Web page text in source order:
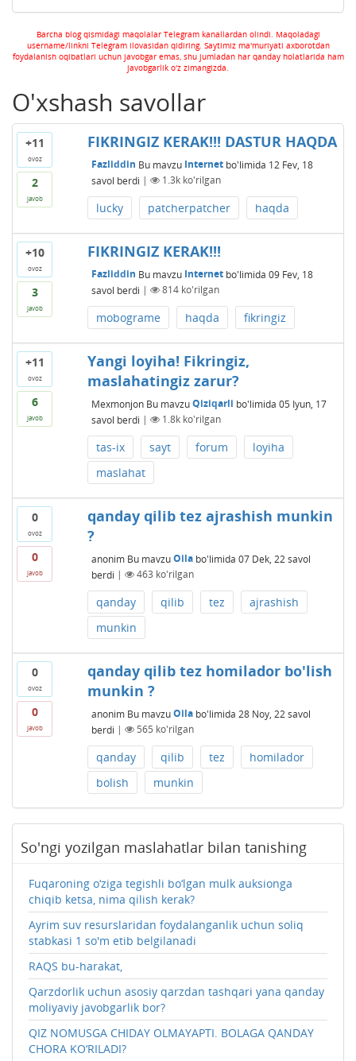
Barcha blog qismidagi maqolalar Telegram kanallardan olindi. Maqoladagi
username/linkni Telegram ilovasidan qidiring. Saytimiz ma'muriyati axborotdan
foydalanish oqibatlari uchun javobgar emas, shu jumladan har qanday holatlarida ham
javobgarlik o'z zimangizda.
O'xshash savollar
+11
ovoz
2
javob
FIKRINGIZ KERAK!!! DASTUR HAQDA
Fazliddin Bu mavzu Internetbo'limida 12 Fev, 18
savol berdi | 1.3kko'rilgan
lucky patcherpatcher haqda
+10
ovoz
3
javob
FIKRINGIZ KERAK!!!
Fazliddin Bu mavzu Internetbo'limida 09 Fev, 18
savol berdi | 814ko'rilgan
mobograme haqda fikringiz
+11
ovoz
6
javob
Yangi loyiha! Fikringiz,
maslahatingiz zarur?
Mexmonjon Bu mavzuQiziqarli bo'limida 05 Iyun, 17
savol berdi | 1.8kko'rilgan
tas-ix sayt forum
loyiha
maslahat
0
ovoz
0
javob
qanday qilib tez ajrashish munkin
?
anonim Bu mavzuOilabo'limida 07 Dek, 22 savol
berdi | 463 ko'rilgan
qanday qilib tez
ajrashish
munkin
0
ovoz
0
javob
qanday qilib tez homilador bo'lish
munkin ?
anonim Bu mavzuOilabo'limida 28 Noy, 22 savol
berdi | 565 ko'rilgan
qanday qilib tez
homilador
bolish
munkin
So'ngi yozilgan maslahatlar bilan tanishing
Fuqaroning o‘ziga tegishli bo‘lgan mulk auksionga
chiqib ketsa, nima qilish kerak?
Ayrim suv resurslaridan foydalanganlik uchun soliq
stabkasi 1 so'm etib belgilanadi
RAQS bu-harakat,
Qarzdorlik uchun asosiy qarzdan tashqari yana qanday
moliyaviy javobgarlik bor?
QIZ NOMUSGA CHIDAY OLMAYAPTI. BOLAGA QANDAY
CHORA KO‘RILADI?